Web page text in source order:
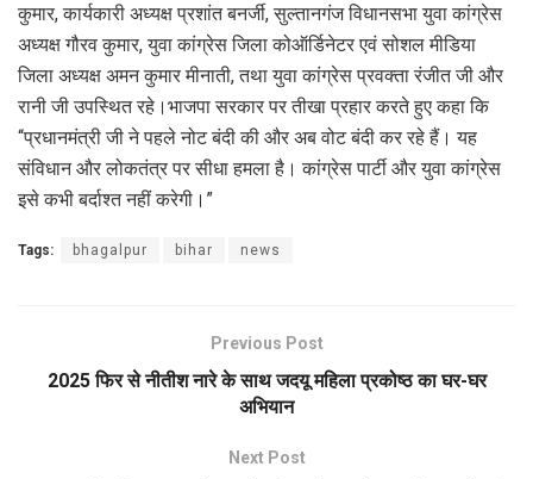
कुमार, कार्यकारी अध्यक्ष प्रशांत बनर्जी, सुल्तानगंज विधानसभा युवा कांग्रेस
अध्यक्ष गौरव कुमार, युवा कांग्रेस जिला कोऑर्डिनेटर एवं सोशल मीडिया
जिला अध्यक्ष अमन कुमार मीनाती, तथा युवा कांग्रेस प्रवक्ता रंजीत जी और
रानी जी उपस्थित रहे।भाजपा सरकार पर तीखा प्रहार करते हुए कहा कि
“प्रधानमंत्री जी ने पहले नोट बंदी की और अब वोट बंदी कर रहे हैं। यह
संविधान और लोकतंत्र पर सीधा हमला है। कांग्रेस पार्टी और युवा कांग्रेस
इसे कभी बर्दाश्त नहीं करेगी।”
Tags: bhagalpur bihar news
Previous Post
2025 फिर से नीतीश नारे के साथ जदयू महिला प्रकोष्ठ का घर-घर
अभियान
Next Post